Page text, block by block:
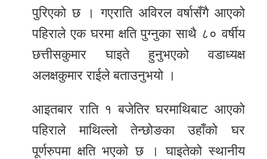
unicode
स्थानीय
English
पुरिएको छ । गएराति अविरल वर्षासँगै आएको
पहिराले एक घरमा क्षति पुग्नुका साथै ८० वर्षीय
छत्तीसकुमार घाइते हुनुभएको वडाध्यक्ष
अलक्षकुमार राईले बताउनुभयो ।
आइतबार राति १ बजेतिर घरमाथिबाट आएको
पहिराले माथिल्लो तेन्छोङका उहाँको घर
पूर्णरुपमा क्षति भएको छ । घाइतेको स्थानीय